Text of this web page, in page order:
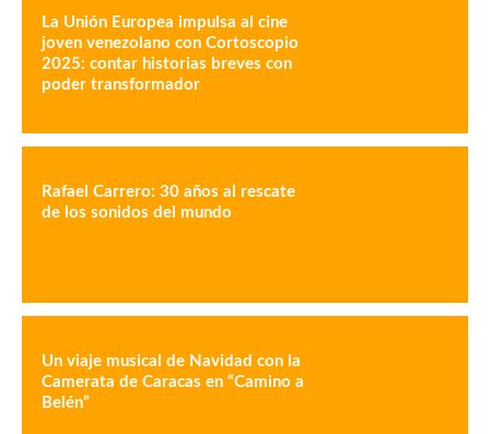
La Unión Europea impulsa al cine
joven venezolano con Cortoscopio
2025: contar historias breves con
poder transformador
Rafael Carrero: 30 años al rescate
de los sonidos del mundo
Un viaje musical de Navidad con la
Camerata de Caracas en “Camino a
Belén”